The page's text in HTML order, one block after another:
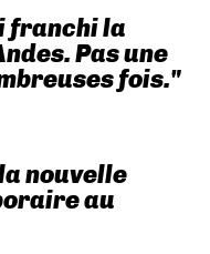
franchi la
Pas une
fois."
nouvelle
au